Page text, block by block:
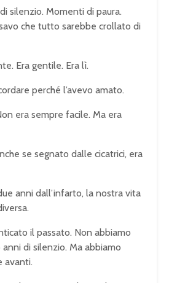
silenzio. Momenti di paura.
che tutto sarebbe crollato di
Era gentile. Era lì.
perché l’avevo amato.
era sempre facile. Ma era
se segnato dalle cicatrici, era
anni dall’infarto, la nostra vita
il passato. Non abbiamo
di silenzio. Ma abbiamo
avanti.